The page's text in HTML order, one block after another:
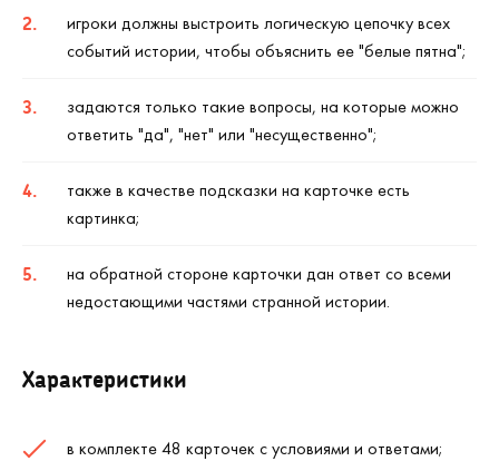
игроки должны выстроить логическую цепочку всех
событий истории, чтобы объяснить ее "белые пятна";
задаются только такие вопросы, на которые можно
ответить "да", "нет" или "несущественно";
также в качестве подсказки на карточке есть
картинка;
на обратной стороне карточки дан ответ со всеми
недостающими частями странной истории.
Характеристики
в комплекте 48 карточек с условиями и ответами;